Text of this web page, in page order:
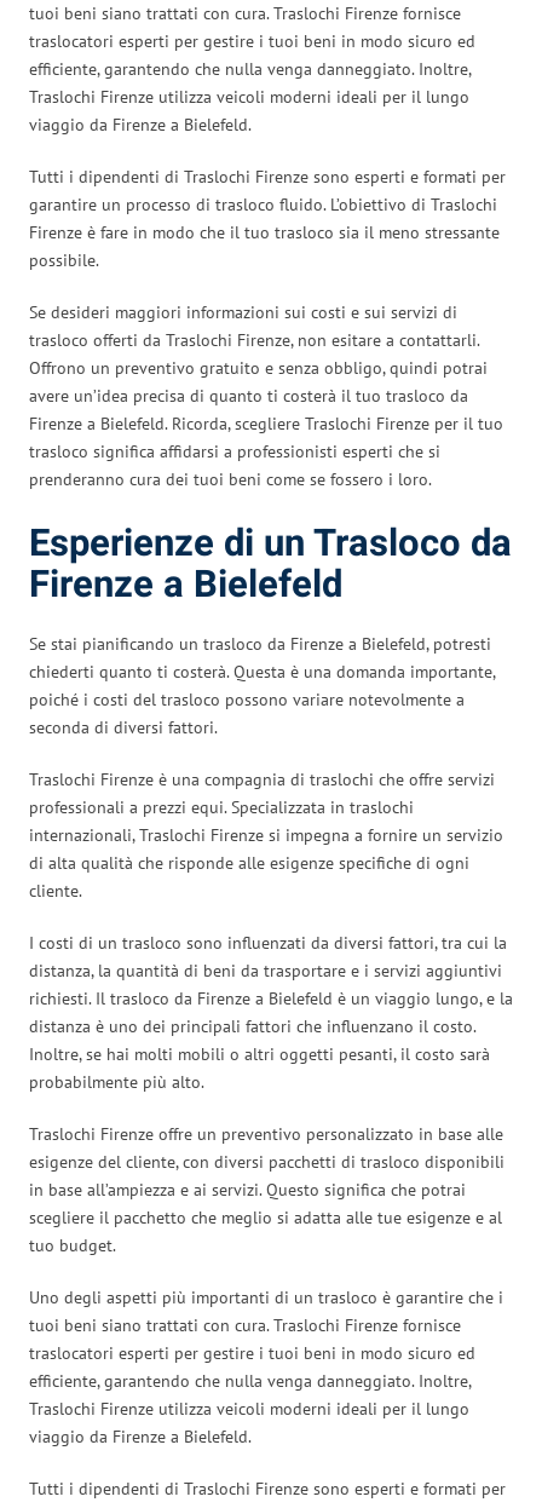
tuoi beni siano trattati con cura. Traslochi Firenze fornisce
traslocatori esperti per gestire i tuoi beni in modo sicuro ed
efficiente, garantendo che nulla venga danneggiato. Inoltre,
Traslochi Firenze utilizza veicoli moderni ideali per il lungo
viaggio da Firenze a Bielefeld.
Tutti i dipendenti di Traslochi Firenze sono esperti e formati per
garantire un processo di trasloco fluido. L’obiettivo di Traslochi
Firenze è fare in modo che il tuo trasloco sia il meno stressante
possibile.
Se desideri maggiori informazioni sui costi e sui servizi di
trasloco offerti da Traslochi Firenze, non esitare a contattarli.
Offrono un preventivo gratuito e senza obbligo, quindi potrai
avere un’idea precisa di quanto ti costerà il tuo trasloco da
Firenze a Bielefeld. Ricorda, scegliere Traslochi Firenze per il tuo
trasloco significa affidarsi a professionisti esperti che si
prenderanno cura dei tuoi beni come se fossero i loro.
Esperienze di un Trasloco da
Firenze a Bielefeld
Se stai pianificando un trasloco da Firenze a Bielefeld, potresti
chiederti quanto ti costerà. Questa è una domanda importante,
poiché i costi del trasloco possono variare notevolmente a
seconda di diversi fattori.
Traslochi Firenze è una compagnia di traslochi che offre servizi
professionali a prezzi equi. Specializzata in traslochi
internazionali, Traslochi Firenze si impegna a fornire un servizio
di alta qualità che risponde alle esigenze specifiche di ogni
cliente.
I costi di un trasloco sono influenzati da diversi fattori, tra cui la
distanza, la quantità di beni da trasportare e i servizi aggiuntivi
richiesti. Il trasloco da Firenze a Bielefeld è un viaggio lungo, e la
distanza è uno dei principali fattori che influenzano il costo.
Inoltre, se hai molti mobili o altri oggetti pesanti, il costo sarà
probabilmente più alto.
Traslochi Firenze offre un preventivo personalizzato in base alle
esigenze del cliente, con diversi pacchetti di trasloco disponibili
in base all’ampiezza e ai servizi. Questo significa che potrai
scegliere il pacchetto che meglio si adatta alle tue esigenze e al
tuo budget.
Uno degli aspetti più importanti di un trasloco è garantire che i
tuoi beni siano trattati con cura. Traslochi Firenze fornisce
traslocatori esperti per gestire i tuoi beni in modo sicuro ed
efficiente, garantendo che nulla venga danneggiato. Inoltre,
Traslochi Firenze utilizza veicoli moderni ideali per il lungo
viaggio da Firenze a Bielefeld.
Tutti i dipendenti di Traslochi Firenze sono esperti e formati per